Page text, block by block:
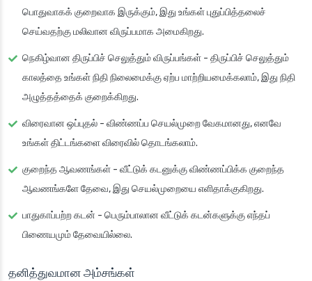
பொதுவாகக் குறைவாக இருக்கும், இது உங்கள் புதுப்பித்தலைச்
செய்வதற்கு மலிவான விருப்பமாக அமைகிறது.
நெகிழ்வான திருப்பிச் செலுத்தும் விருப்பங்கள் - திருப்பிச் செலுத்தும்
காலத்தை உங்கள் நிதி நிலைமைக்கு ஏற்ப மாற்றியமைக்கலாம், இது நிதி
அழுத்தத்தைக் குறைக்கிறது.
விரைவான ஒப்புதல் - விண்ணப்ப செயல்முறை வேகமானது, எனவே
உங்கள் திட்டங்களை விரைவில் தொடங்கலாம்.
குறைந்த ஆவணங்கள் - வீட்டுக் கடனுக்கு விண்ணப்பிக்க குறைந்த
ஆவணங்களே தேவை, இது செயல்முறையை எளிதாக்குகிறது.
பாதுகாப்பற்ற கடன் - பெரும்பாலான வீட்டுக் கடன்களுக்கு எந்தப்
பிணையமும் தேவையில்லை.
தனித்துவமான அம்சங்கள்